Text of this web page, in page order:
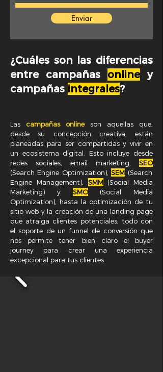
Enviar
¿Cuáles son las diferencias
entre campañas online y
campañas integrales?
Las campañas onlineson aquellas que,
desde su concepción creativa, están
planeadas para ser compartidas y vivir en
un ecosistema digital. Esto incluye desde
redes sociales, email marketing, SEO
(Search Engine Optimization),SEM (Search
Engine Management), SMM(Social Media
Marketing) y SMO(Social Media
Optimization), hasta la optimización de tu
sitio web y la creación de una landing page
que atraiga clientes potenciales; todo con
el soporte de un funnel de conversión que
nos permite tener bien claro el buyer
journey para crear una experiencia
excepcional para tus clientes.